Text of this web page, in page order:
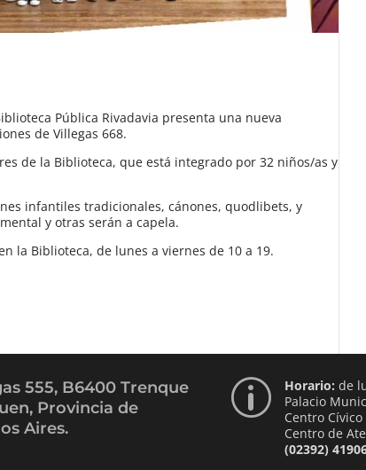
Pública Rivadavia presenta una nueva
de Villegas 668.
de la Biblioteca, que está integrado por 32 niños/as y
infantiles tradicionales, cánones, quodlibets, y
y otras serán a capela.
la Biblioteca, de lunes a viernes de 10 a 19.
555, B6400 Trenque
Provincia de
Aires.
p Horario: de
Palacio
Centro Cívico
Centro de
(02392)